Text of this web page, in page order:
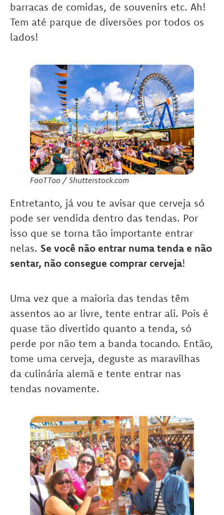
barracas de comidas, de souvenirs etc. Ah!
Tem até parque de diversões por todos os
lados!
FooTToo / Shutterstock.com
Entretanto, já vou te avisar que cerveja só
pode ser vendida dentro das tendas. Por
isso que se torna tão importante entrar
nelas. Se você não entrar numa tenda e não
sentar, não consegue comprar cerveja!
Uma vez que a maioria das tendas têm
assentos ao ar livre, tente entrar ali. Pois é
quase tão divertido quanto a tenda, só
perde por não tem a banda tocando. Então,
tome uma cerveja, deguste as maravilhas
da culinária alemã e tente entrar nas
tendas novamente.